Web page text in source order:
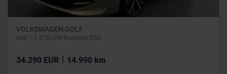
VOLKSWAGEN GOLF
Golf 1.5 eTSI Life Business DSG
34.290 EUR | 14.990 km